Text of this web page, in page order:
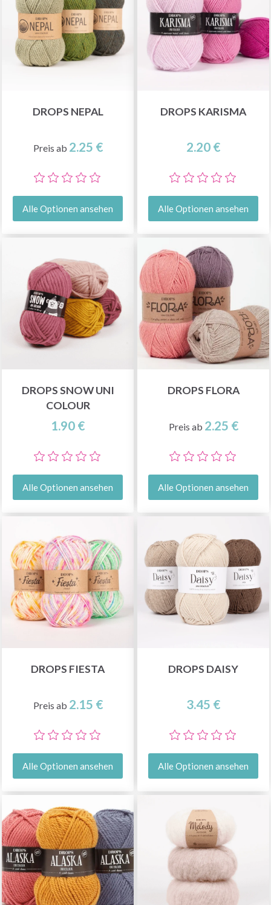
DROPS NEPAL
Preis ab 2.25 €
Alle Optionen ansehen
DROPS KARISMA
2.20 €
Alle Optionen ansehen
DROPS SNOW UNI
COLOUR
1.90 €
Alle Optionen ansehen
DROPS FLORA
Preis ab 2.25 €
Alle Optionen ansehen
DROPS FIESTA
Preis ab 2.15 €
Alle Optionen ansehen
DROPS DAISY
3.45 €
Alle Optionen ansehen